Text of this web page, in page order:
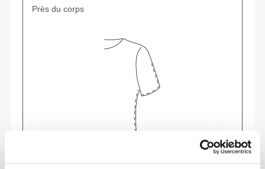
Près du corps